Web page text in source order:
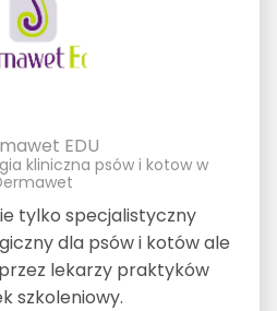
EDU
kliniczna psów i kotow w
tylko specjalistyczny
dla psów i kotów ale
lekarzy praktyków
szkoleniowy.